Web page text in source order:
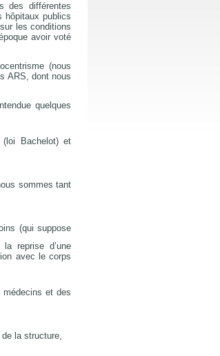
des différentes
hôpitaux publics
les conditions
avoir voté
(nous
ARS, dont nous
quelques
(loi Bachelot) et
sommes tant
(qui suppose
reprise d’une
avec le corps
médecins et des
la structure,